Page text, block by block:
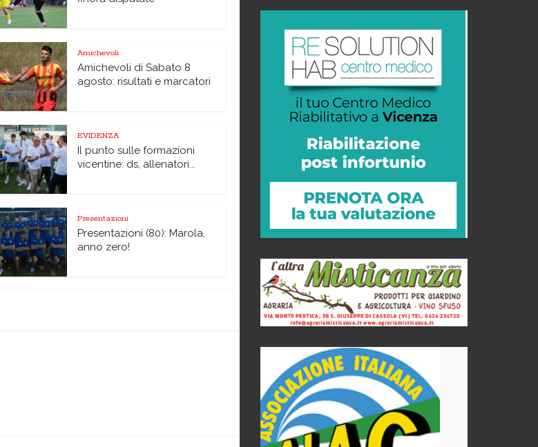
Amichevoli
Amichevoli di Sabato 8
agosto: risultati e marcatori
EVIDENZA
Il punto sulle formazioni
vicentine: ds, allenatori...
Presentazioni
Presentazioni (80): Marola,
anno zero!